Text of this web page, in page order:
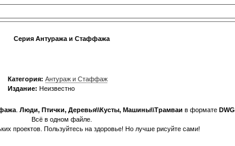
Серия Антуража и Стаффажа
Категория: Антураж и Стаффаж
Издание: Неизвестно
Люди, Птички, Деревья\\Кусты, Машины\\Трамваи в формате DWG
Всё в одном файле.
проектов. Пользуйтесь на здоровье! Но лучше рисуйте сами!